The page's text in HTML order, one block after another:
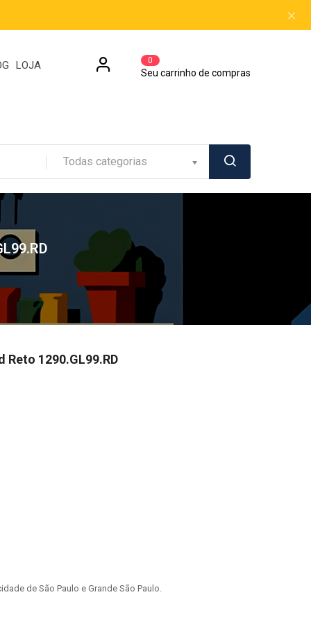
LOJA
Seu carrinho de compras
0
Todas categorias
Reto 1290.GL99.RD
de São Paulo e Grande São Paulo.